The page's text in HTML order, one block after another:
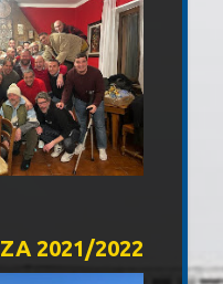
2021/2022